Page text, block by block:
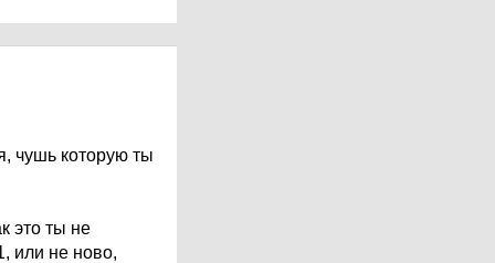
чушь которую ты
это ты не
или не ново,